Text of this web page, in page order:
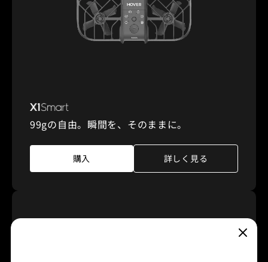
99gの自由。瞬間を、そのままに。
購入 詳しく見る